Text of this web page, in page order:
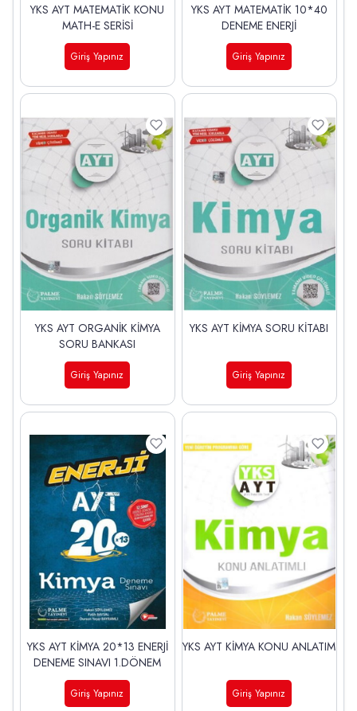
YKS AYT MATEMATİK KONU
MATH-E SERİSİ
Giriş Yapınız
YKS AYT MATEMATİK 10*40
DENEME ENERJİ
Giriş Yapınız
YKS AYT ORGANİK KİMYA
SORU BANKASI
Giriş Yapınız
YKS AYT KİMYA SORU KİTABI
Giriş Yapınız
YKS AYT KİMYA 20*13 ENERJİ
DENEME SINAVI 1.DÖNEM
Giriş Yapınız
YKS AYT KİMYA KONU ANLATIM
Giriş Yapınız